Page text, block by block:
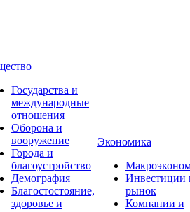
Государства и
международные
отношения
Оборона и
вооружение
Города и
благоустройство
Демография
Благостостояние,
здоровье и
Экономика
Инвестиции
рынок
Компании и